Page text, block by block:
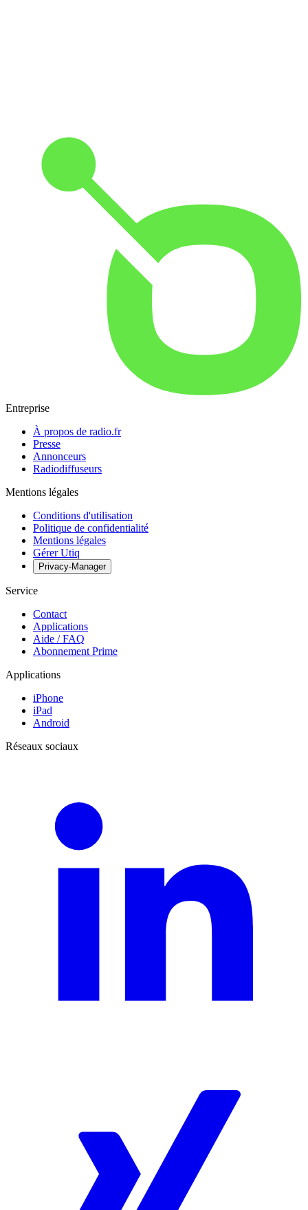
Entreprise
À propos de radio.fr
Presse
Annonceurs
Radiodiffuseurs
Mentions légales
Conditions d'utilisation
Politique de confidentialité
Mentions légales
Gérer Utiq
Privacy-Manager
Service
Contact
Applications
Aide / FAQ
Abonnement Prime
Applications
iPhone
iPad
Android
Réseaux sociaux